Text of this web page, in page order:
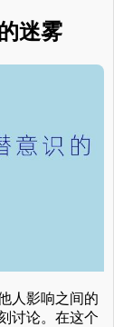
迷雾
人影响之间的
讨论。在这个